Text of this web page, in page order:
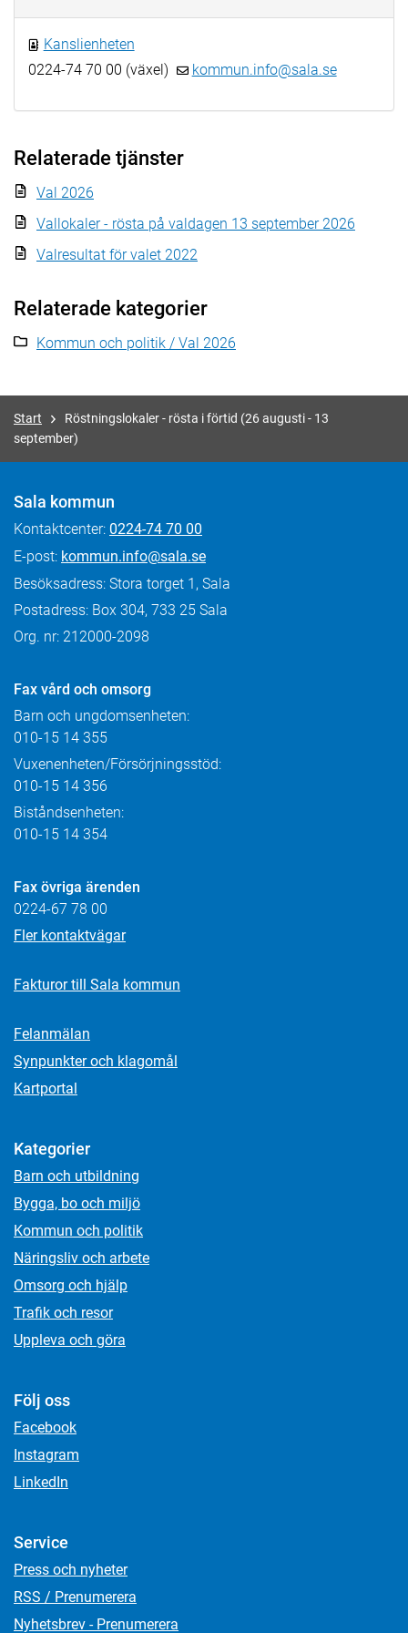
Kanslienheten
0224-74 70 00 (växel)
kommun.info@sala.se
Relaterade tjänster
Val 2026
Vallokaler - rösta på valdagen 13 september 2026
Valresultat för valet 2022
Relaterade kategorier
Kommun och politik / Val 2026
Start
Röstningslokaler - rösta i förtid (26 augusti - 13
september)
Sala kommun
Kontaktcenter: 0224-74 70 00
E-post: kommun.info@sala.se
Besöksadress: Stora torget 1, Sala
Postadress: Box 304, 733 25 Sala
Org. nr: 212000-2098
Fax vård och omsorg
Barn och ungdomsenheten:
010-15 14 355
Vuxenenheten/Försörjningsstöd:
010-15 14 356
Biståndsenheten:
010-15 14 354
Fax övriga ärenden
0224-67 78 00
Fler kontaktvägar
Fakturor till Sala kommun
Felanmälan
Synpunkter och klagomål
Kartportal
Kategorier
Barn och utbildning
Bygga, bo och miljö
Kommun och politik
Näringsliv och arbete
Omsorg och hjälp
Trafik och resor
Uppleva och göra
Följ oss
Facebook
Instagram
LinkedIn
Service
Press och nyheter
RSS / Prenumerera
Nyhetsbrev - Prenumerera